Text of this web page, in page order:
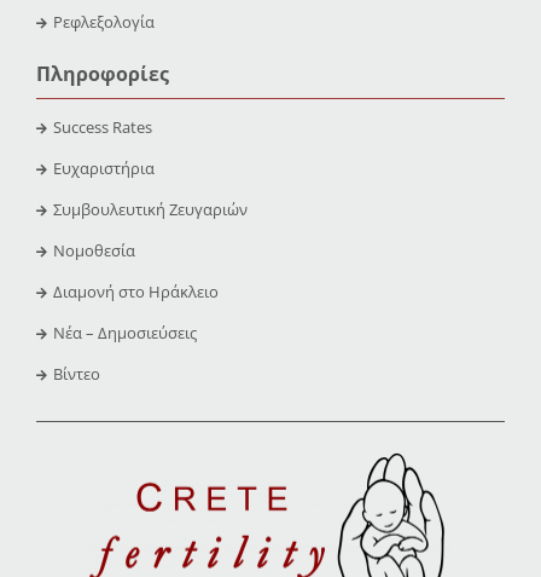
Ρεφλεξολογία
Πληροφορίες
Success Rates
Ευχαριστήρια
Συμβουλευτική Ζευγαριών
Νομοθεσία
Διαμονή στο Ηράκλειο
Νέα – Δημοσιεύσεις
Βίντεο